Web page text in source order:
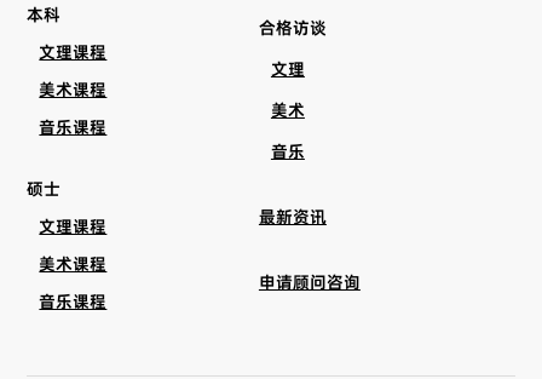
本科
文理课程
美术课程
音乐课程
硕士
文理课程
美术课程
音乐课程
合格访谈
文理
美术
音乐
最新资讯
申请顾问咨询